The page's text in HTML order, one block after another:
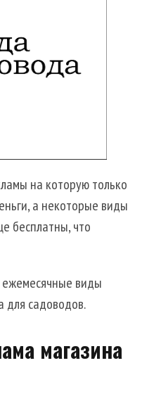
на которую только
а некоторые виды
бесплатны, что
виды
для садоводов.
магазина